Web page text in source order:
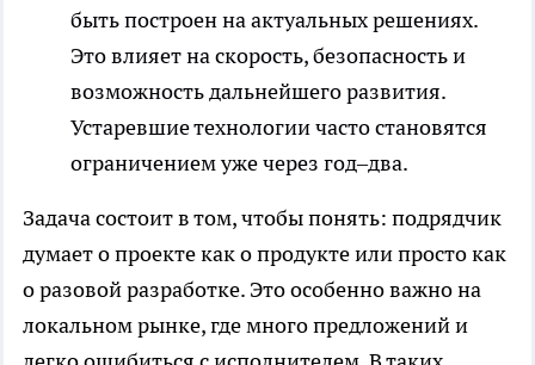
быть построен на актуальных решениях.
Это влияет на скорость, безопасность и
возможность дальнейшего развития.
Устаревшие технологии часто становятся
ограничением уже через год–два.
Задача состоит в том, чтобы понять: подрядчик
думает о проекте как о продукте или просто как
о разовой разработке. Это особенно важно на
локальном рынке, где много предложений и